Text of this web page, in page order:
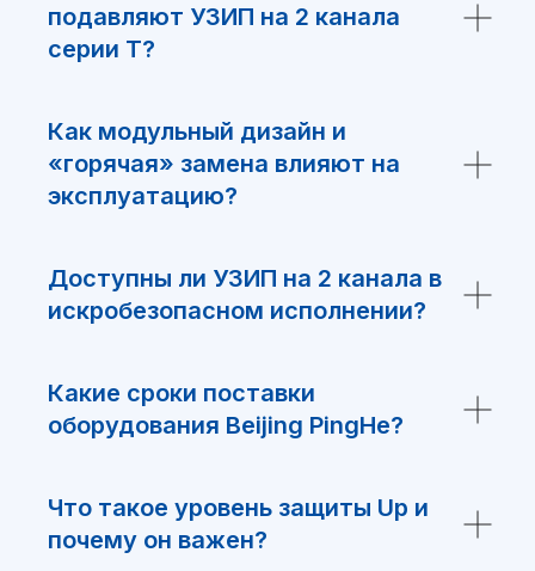
подавляют УЗИП на 2 канала
серии T?
Как модульный дизайн и
«горячая» замена влияют на
эксплуатацию?
Доступны ли УЗИП на 2 канала в
искробезопасном исполнении?
Какие сроки поставки
оборудования Beijing PingHe?
Что такое уровень защиты Up и
почему он важен?
+7
Я ознакомился и согласен с
политикой обработки персональных
Заполните форму и мы подберем